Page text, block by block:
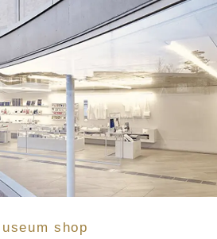
shop